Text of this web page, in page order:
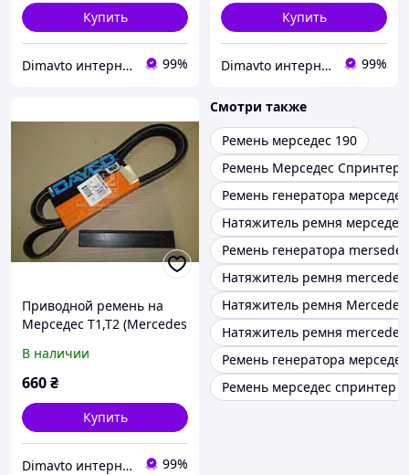
Купить
Dimavto интернет-магазин 99%
Купить
Dimavto интернет-магазин 99%
Приводной ремень на
Мерседес Т1,Т2 (Mercedes
В наличии
660₴
Купить
Dimavto интернет-магазин 99%
Смотри также
Ремень мерседес 190
Ремень Мерседес Спринтер
Ремень генератора
Натяжитель ремня
Ремень генератора
Натяжитель ремня mercedes
Натяжитель ремня Mercedes
Натяжитель ремня mercedes
Ремень генератора
Ремень мерседес спринтер